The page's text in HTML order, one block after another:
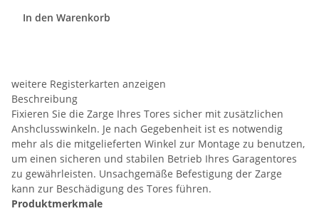
In den Warenkorb
weitere Registerkarten anzeigen
Beschreibung
Fixieren Sie die Zarge Ihres Tores sicher mit zusätzlichen
Anshclusswinkeln. Je nach Gegebenheit ist es notwendig
mehr als die mitgelieferten Winkel zur Montage zu benutzen,
um einen sicheren und stabilen Betrieb Ihres Garagentores
zu gewährleisten. Unsachgemäße Befestigung der Zarge
kann zur Beschädigung des Tores führen.
Produktmerkmale